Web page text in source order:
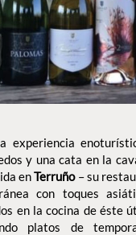
experiencia
y una cata en la
enTerruño– su
con toques
en la cocina de éste
platos de